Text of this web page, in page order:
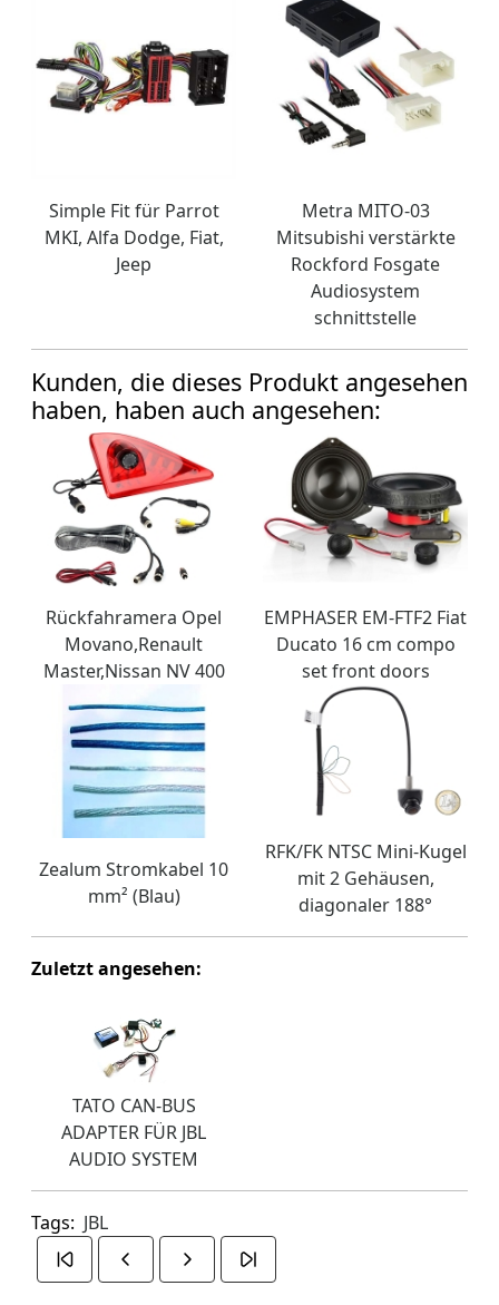
Simple Fit für Parrot
MKI, Alfa Dodge, Fiat,
Jeep
Metra MITO-03
Mitsubishi verstärkte
Rockford Fosgate
Audiosystem
schnittstelle
Kunden, die dieses Produkt angesehen
haben, haben auch angesehen:
Rückfahramera Opel
Movano,Renault
Master,Nissan NV 400
EMPHASER EM-FTF2 Fiat
Ducato 16 cm compo
set front doors
Zealum Stromkabel 10
mm² (Blau)
RFK/FK NTSC Mini-Kugel
mit 2 Gehäusen,
diagonaler 188°
Zuletzt angesehen:
TATO CAN-BUS
ADAPTER FÜR JBL
AUDIO SYSTEM
Tags: JBL